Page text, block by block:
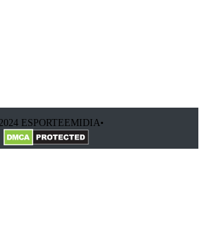
ESPORTEEMIDIA•